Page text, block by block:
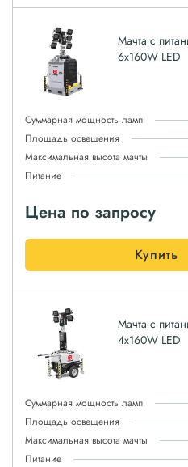
Мачта с
6x160W LED
Суммарная мощность ламп
Площадь освещения
Максимальная высота мачты
Питание
Цена по запросу
Купить
Мачта с
4x160W LED
Суммарная мощность ламп
Площадь освещения
Максимальная высота мачты
Питание